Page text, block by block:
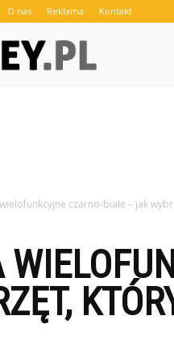
O nas Reklama Kontakt
czarno-białe – jak